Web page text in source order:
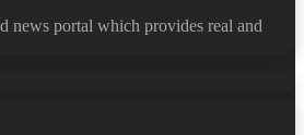
news portal which provides real and